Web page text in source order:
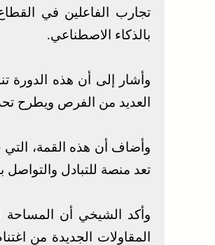
تجارب الفاعلين في
بالذكاء الاصطناعي.
وأشار إلى أن هذه الدورة
العديد من الفرص ويطرح
تعد منصة للتبادل والتواصل
وأكد الشيخي أن المساحة
المقاولات الجديدة من